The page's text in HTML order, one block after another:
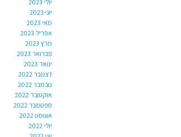
יוני 2023
מאי 2023
אפריל 2023
מרץ 2023
פברואר 2023
ינואר 2023
דצמבר 2022
נובמבר 2022
אוקטובר 2022
ספטמבר 2022
אוגוסט 2022
יולי 2022